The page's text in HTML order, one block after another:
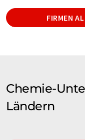
FIRMEN
Chemie-
Ländern